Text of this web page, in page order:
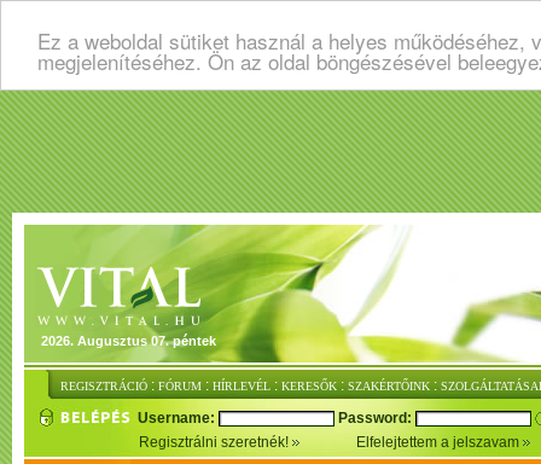
Ez a weboldal sütiket használ a helyes
megjelenítéséhez. Ön az oldal böngészésével
2026. Augusztus 07. péntek
REGISZTRÁCIÓ : FÓRUM : HÍRLEVÉL : KERESŐK : SZAKÉRTŐINK :
Username:
Password:
Regisztrálni szeretnék!
Elfelejtettem a jelszavam